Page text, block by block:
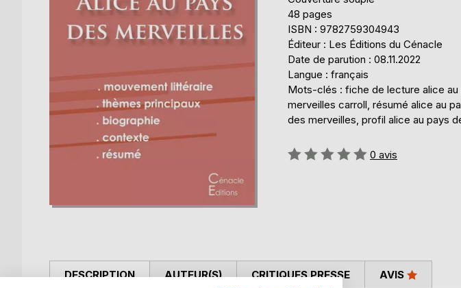
48 pages
ISBN : 9782759304943
Éditeur : Les Éditions du Cénacle
Date de parution : 08.11.2022
Langue : français
Mots-clés : fiche de lecture alice
merveilles carroll, résumé alice au
des merveilles, profil alice au pays
Évaluation:
0 avis
DESCRIPTION AUTEUR(S) CRITIQUES PRESSE AVIS